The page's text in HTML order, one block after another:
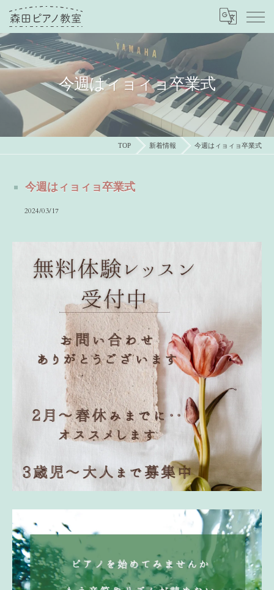
今週はィョィョ卒業式
TOP 新着情報 今週はィョィョ卒業式
今週はィョィョ卒業式
2024/03/17